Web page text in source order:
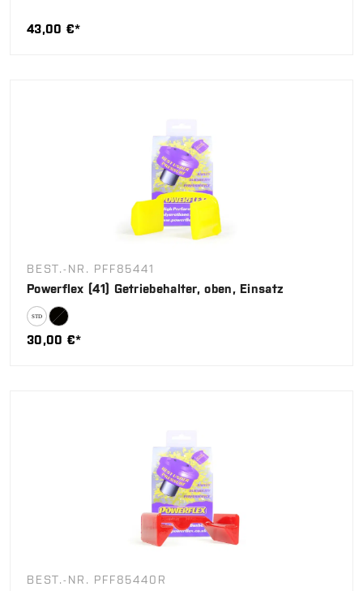
43,00 €*
BEST.-NR. PFF85441
Powerflex (41) Getriebehalter, oben, Einsatz
30,00 €*
BEST.-NR. PFF85440R